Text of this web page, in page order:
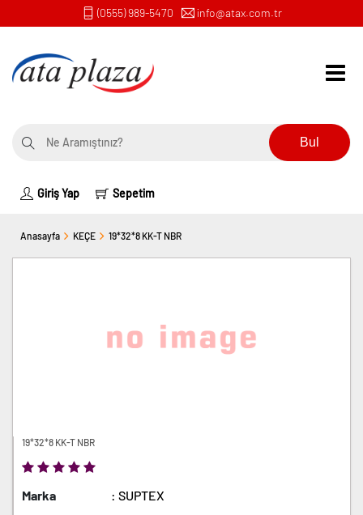
(0555) 989-5470 info@atax.com.tr
Bul
Giriş Yap Sepetim
Anasayfa KEÇE 19*32*8 KK-T NBR
19*32*8 KK-T NBR
Marka
: SUPTEX